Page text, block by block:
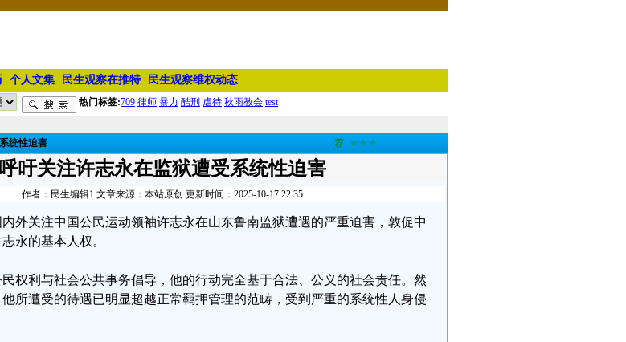
个人文集 民生观察在推特 民生观察维权动态
热门标签:709 律师 暴力 酷刑 虐待 秋雨教会 test
统性迫害 荐 ★★★
呼吁关注许志永在监狱遭受系统性迫害
作者：民生编辑1 文章来源：本站原创 更新时间：2025-10-17 22:35
外关注中国公民运动领袖许志永在山东鲁南监狱遭遇的严重迫害，敦促中
永的基本人权。
权利与社会公共事务倡导，他的行动完全基于合法、公义的社会责任。然
所遭受的待遇已明显超越正常羁押管理的范畴，受到严重的系统性人身侵